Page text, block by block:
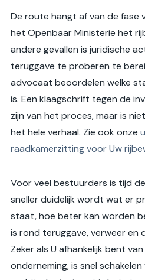
De route hangt af van de fase
het Openbaar Ministerie het
andere gevallen is juridische
teruggave te proberen te
advocaat beoordelen welke
is. Een klaagschrift tegen de
zijn van het proces, maar is
het hele verhaal. Zie ook onze
raadkamerzitting voor Uw
Voor veel bestuurders is tijd
sneller duidelijk wordt wat er
staat, hoe beter kan worden
is rond teruggave, verweer en
Zeker als U afhankelijk bent
onderneming, is snel